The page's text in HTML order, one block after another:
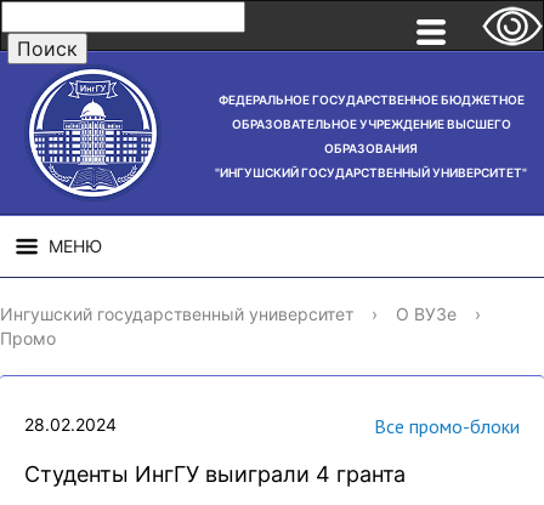
ФЕДЕРАЛЬНОЕ ГОСУДАРСТВЕННОЕ БЮДЖЕТНОЕ
ОБРАЗОВАТЕЛЬНОЕ УЧРЕЖДЕНИЕ ВЫСШЕГО
ОБРАЗОВАНИЯ
"ИНГУШСКИЙ ГОСУДАРСТВЕННЫЙ УНИВЕРСИТЕТ"
МЕНЮ
СВЕДЕНИЯ ОБ
ОБРАЗОВАТЕЛЬНОЙ
НАУЧНАЯ
ДЕЯТЕЛЬНОСТЬ
Ингушский государственный университет › О ВУЗе
›
Промо
28.02.2024 Все промо-блоки
Студенты ИнгГУ выиграли 4 гранта